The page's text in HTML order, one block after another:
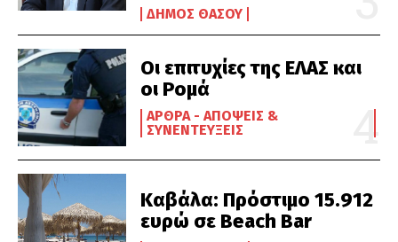
ΔΉΜΟΣ ΘΆΣΟΥ
Οι επιτυχίες της ΕΛΑΣ και
οι Ρομά
ΆΡΘΡΑ - ΑΠΌΨΕΙΣ &
ΣΥΝΕΝΤΕΎΞΕΙΣ
Καβάλα: Πρόστιμο 15.912
ευρώ σε Beach Bar